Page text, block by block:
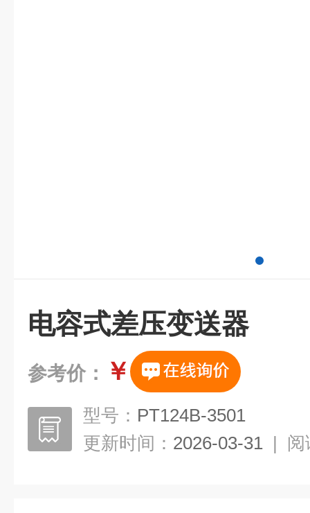
电容式差压变送器
参考价： ￥
型号： PT124B-3501
更新时间： 2026-03-31 | 阅